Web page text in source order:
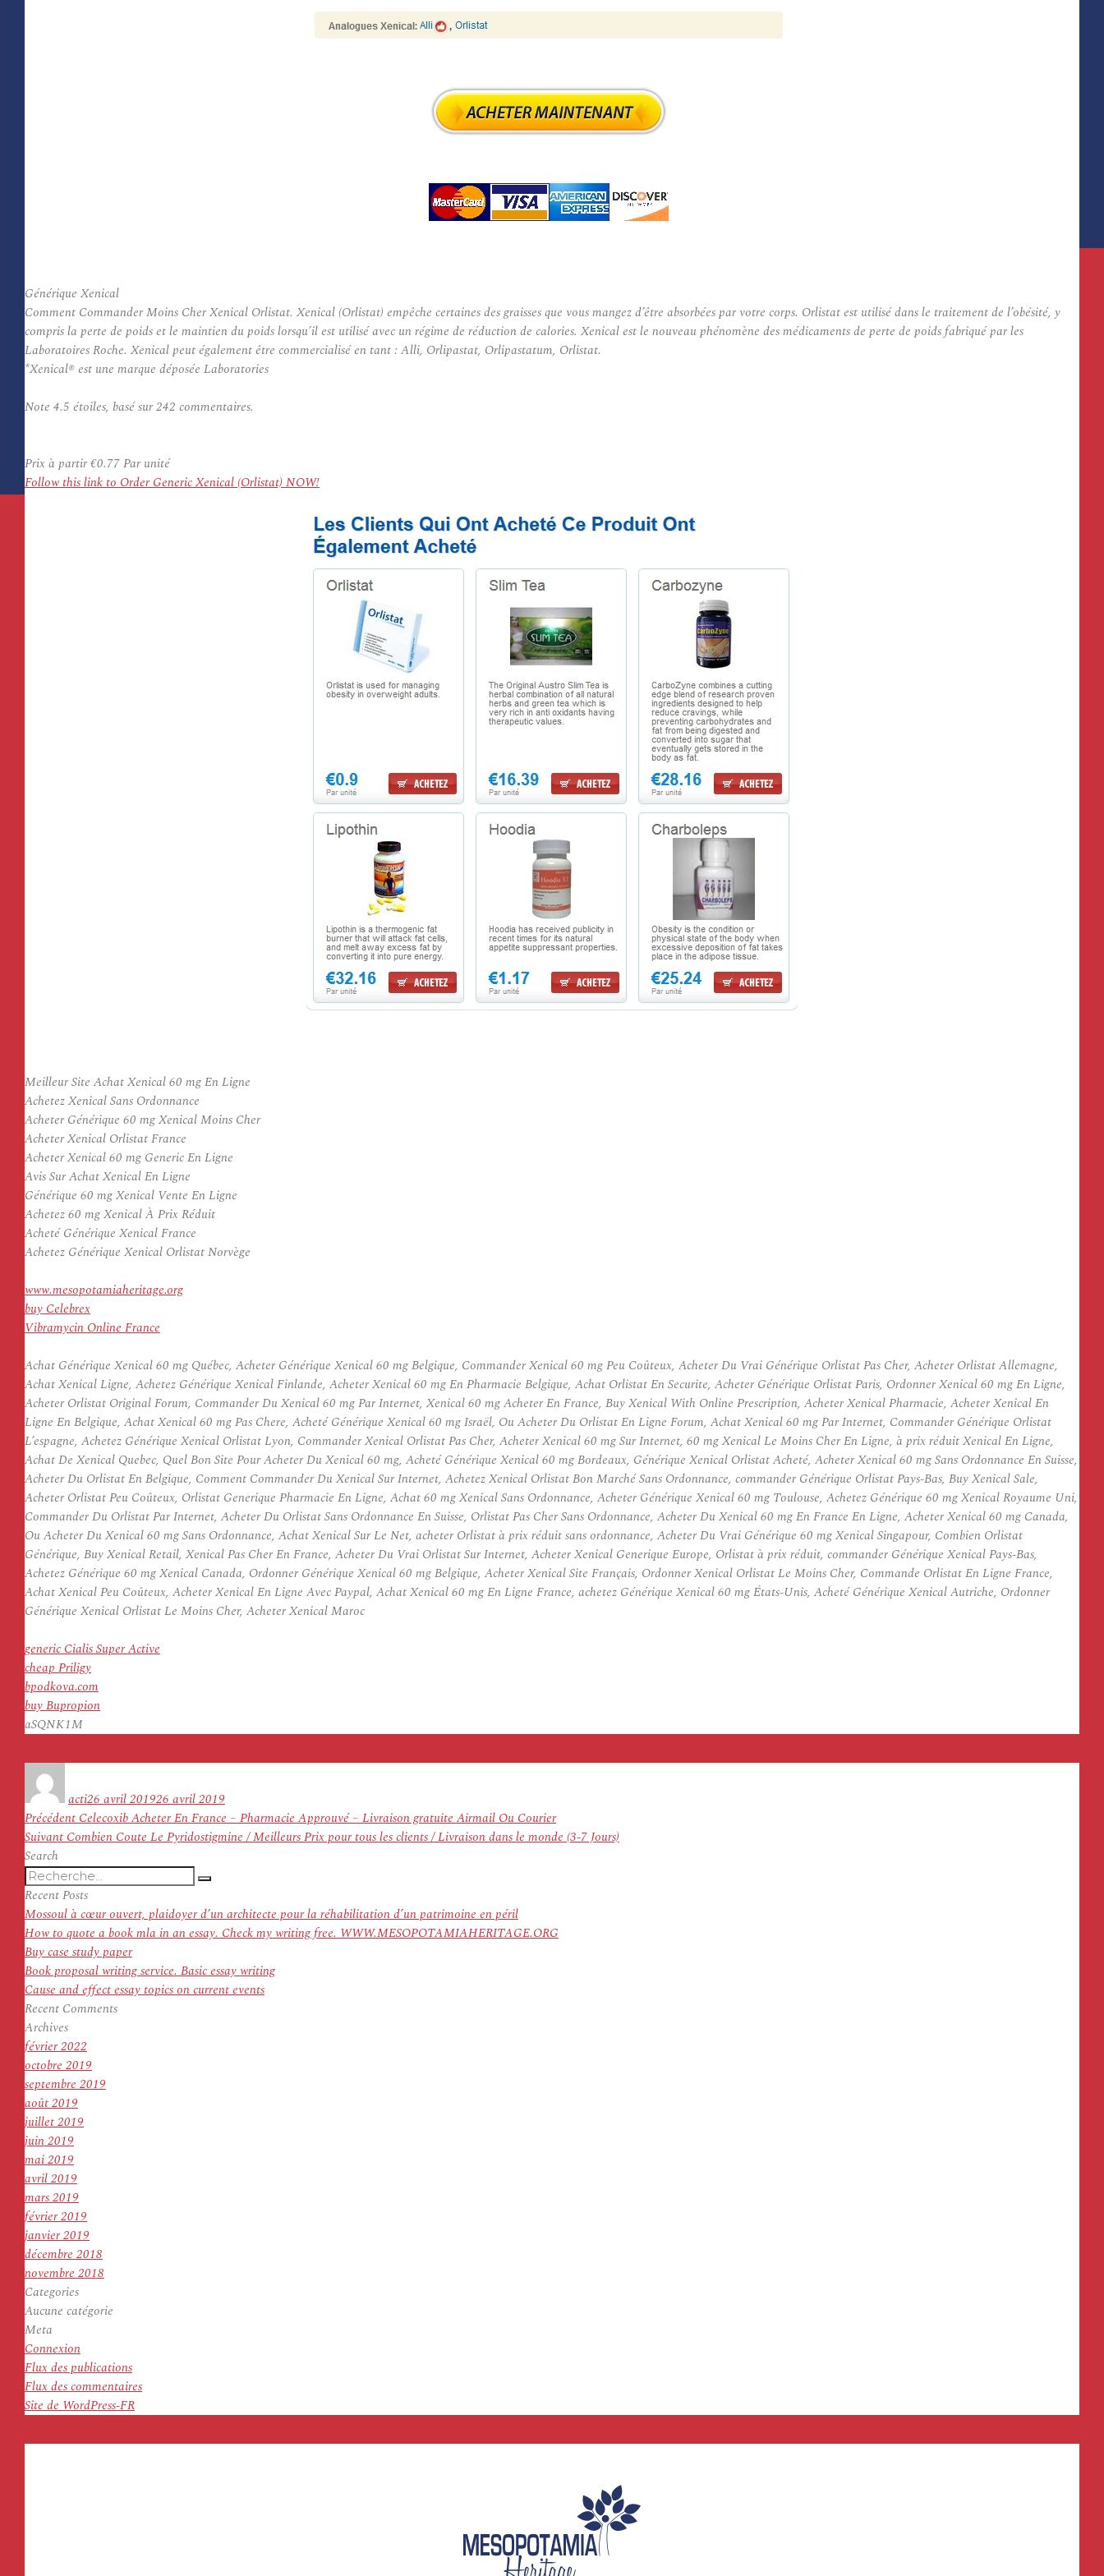
Générique Xenical
Comment Commander Moins Cher Xenical Orlistat. Xenical (Orlistat) empêche certaines des graisses que vous mangez d’être absorbées par votre corps. Orlistat est utilisé dans le traitement de l’obésité, y
compris la perte de poids et le maintien du poids lorsqu’il est utilisé avec un régime de réduction de calories. Xenical est le nouveau phénomène des médicaments de perte de poids fabriqué par les
Laboratoires Roche. Xenical peut également être commercialisé en tant : Alli, Orlipastat, Orlipastatum, Orlistat.
*Xenical® est une marque déposée Laboratories
Note 4.5 étoiles, basé sur242 commentaires.
Prix à partir€0.77Par unité
Follow this link to Order Generic Xenical (Orlistat) NOW!
Meilleur Site Achat Xenical 60 mg En Ligne
Achetez Xenical Sans Ordonnance
Acheter Générique 60 mg Xenical Moins Cher
Acheter Xenical Orlistat France
Acheter Xenical 60 mg Generic En Ligne
Avis Sur Achat Xenical En Ligne
Générique 60 mg Xenical Vente En Ligne
Achetez 60 mg Xenical À Prix Réduit
Acheté Générique Xenical France
Achetez Générique Xenical Orlistat Norvège
www.mesopotamiaheritage.org
buy Celebrex
Vibramycin Online France
Achat Générique Xenical 60 mg Québec, Acheter Générique Xenical 60 mg Belgique, Commander Xenical 60 mg Peu Coûteux, Acheter Du Vrai Générique Orlistat Pas Cher, Acheter Orlistat Allemagne,
Achat Xenical Ligne, Achetez Générique Xenical Finlande, Acheter Xenical 60 mg En Pharmacie Belgique, Achat Orlistat En Securite, Acheter Générique Orlistat Paris, Ordonner Xenical 60 mg En Ligne,
Acheter Orlistat Original Forum, Commander Du Xenical 60 mg Par Internet, Xenical 60 mg Acheter En France, Buy Xenical With Online Prescription, Acheter Xenical Pharmacie, Acheter Xenical En
Ligne En Belgique, Achat Xenical 60 mg Pas Chere, Acheté Générique Xenical 60 mg Israël, Ou Acheter Du Orlistat En Ligne Forum, Achat Xenical 60 mg Par Internet, Commander Générique Orlistat
L’espagne, Achetez Générique Xenical Orlistat Lyon, Commander Xenical Orlistat Pas Cher, Acheter Xenical 60 mg Sur Internet, 60 mg Xenical Le Moins Cher En Ligne, à prix réduit Xenical En Ligne,
Achat De Xenical Quebec, Quel Bon Site Pour Acheter Du Xenical 60 mg, Acheté Générique Xenical 60 mg Bordeaux, Générique Xenical Orlistat Acheté, Acheter Xenical 60 mg Sans Ordonnance En Suisse,
Acheter Du Orlistat En Belgique, Comment Commander Du Xenical Sur Internet, Achetez Xenical Orlistat Bon Marché Sans Ordonnance, commander Générique Orlistat Pays-Bas, Buy Xenical Sale,
Acheter Orlistat Peu Coûteux, Orlistat Generique Pharmacie En Ligne, Achat 60 mg Xenical Sans Ordonnance, Acheter Générique Xenical 60 mg Toulouse, Achetez Générique 60 mg Xenical Royaume Uni,
Commander Du Orlistat Par Internet, Acheter Du Orlistat Sans Ordonnance En Suisse, Orlistat Pas Cher Sans Ordonnance, Acheter Du Xenical 60 mg En France En Ligne, Acheter Xenical 60 mg Canada,
Ou Acheter Du Xenical 60 mg Sans Ordonnance, Achat Xenical Sur Le Net, acheter Orlistat à prix réduit sans ordonnance, Acheter Du Vrai Générique 60 mg Xenical Singapour, Combien Orlistat
Générique, Buy Xenical Retail, Xenical Pas Cher En France, Acheter Du Vrai Orlistat Sur Internet, Acheter Xenical Generique Europe, Orlistat à prix réduit, commander Générique Xenical Pays-Bas,
Achetez Générique 60 mg Xenical Canada, Ordonner Générique Xenical 60 mg Belgique, Acheter Xenical Site Français, Ordonner Xenical Orlistat Le Moins Cher, Commande Orlistat En Ligne France,
Achat Xenical Peu Coûteux, Acheter Xenical En Ligne Avec Paypal, Achat Xenical 60 mg En Ligne France, achetez Générique Xenical 60 mg États-Unis, Acheté Générique Xenical Autriche, Ordonner
Générique Xenical Orlistat Le Moins Cher, Acheter Xenical Maroc
generic Cialis Super Active
cheap Priligy
bpodkova.com
buy Bupropion
aSQNK1M
actile
26 avril 201926 avril 2019
Navigation
de
l’article
Précédent Article
précédent :
Celecoxib Acheter En France – Pharmacie Approuvé – Livraison gratuite Airmail Ou Courier
Suivant Article
Combien Coute Le Pyridostigmine / Meilleurs Prix pour tous les clients / Livraison dans le monde (3-7 Jours)
Search
Recherche
pour
:
Recherche
Recent Posts
Mossoul à cœur ouvert, plaidoyer d’un architecte pour la réhabilitation d’un patrimoine en péril
How to quote a book mla in an essay. Check my writing free. WWW.MESOPOTAMIAHERITAGE.ORG
Buy case study paper
Book proposal writing service. Basic essay writing
Cause and effect essay topics on current events
Recent Comments
Archives
février 2022
octobre 2019
septembre 2019
août 2019
juillet 2019
juin 2019
mai 2019
avril 2019
mars 2019
février 2019
janvier 2019
décembre 2018
novembre 2018
Categories
Aucune catégorie
Meta
Connexion
Flux des publications
Flux des commentaires
Site de WordPress-FR